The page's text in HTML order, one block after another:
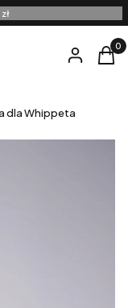
Zaloguj się
dla Whippeta